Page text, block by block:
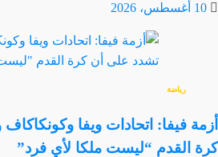
10 أغسطس، 2026
رياضة
أزمة فيفا: اتحادات ويفا
كرة القدم “ليست ملكا لأي فرد”